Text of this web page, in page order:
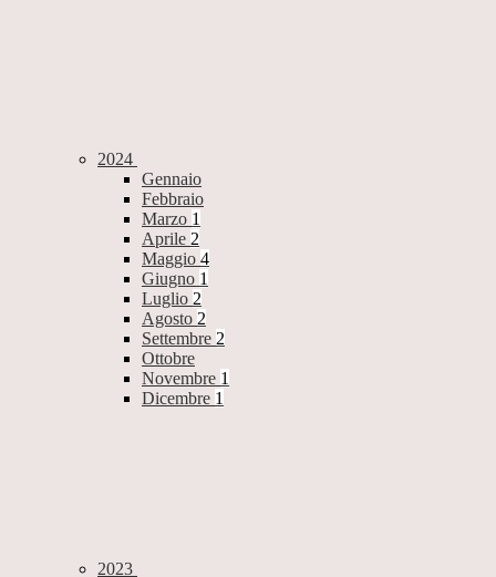
2024
Gennaio
Febbraio
Marzo 1
Aprile 2
Maggio 4
Giugno 1
Luglio 2
Agosto 2
Settembre 2
Ottobre
Novembre 1
Dicembre 1
2023